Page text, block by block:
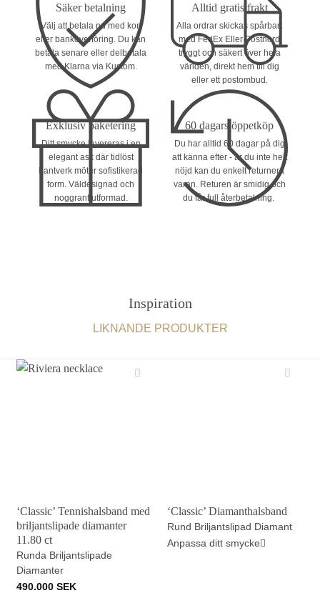
Säker betalning
Välj att betala nu med kort
eller banköverföring. Du kan
betala senare eller delbetala
med Klarna via Kustom.
Alltid gratis frakt
Alla ordrar skickas spårbart
med FedEx Eller Postnord
tryggt och säkert över hela
världen, direkt hem till dig
eller ett postombud.
Exklusiv paketering
Ditt smycke levereras i en
elegant ask där tidlöst
hantverk möter sofistikerad
form. Väldesignad och
noggrant utformad.
60 dagars öppetköp
Du har alltid 60 dagar på dig
att känna efter - är du inte helt
nöjd kan du enkelt returnera
varan. Returen är smidig och
du får full återbetalning.
Inspiration
LIKNANDE PRODUKTER
‘Classic’ Tennishalsband med
briljantslipade diamanter
11.80 ct
Runda Briljantslipade
Diamanter
490.000SEK
‘Classic’ Diamanthalsband
Rund Briljantslipad Diamant
Anpassa ditt smycke